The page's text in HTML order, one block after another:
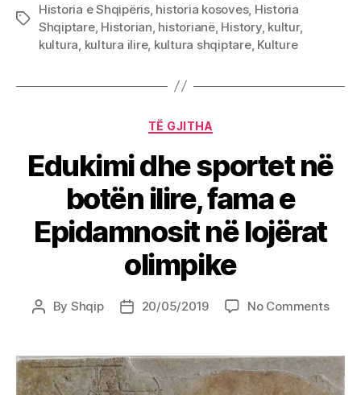
Tags
Historia e Shqipëris, historia kosoves, Historia
Shqiptare, Historian historianë, History, kultur,
kultura kultura ilire, kultura shqiptare, Kulture
Categories
TË GJITHA
Edukimi dhe sportet në
botën ilire, fama e
Epidamnosit në lojërat
olimpike
Post
By Shqip
Post20/05/2019 No Commentson
në